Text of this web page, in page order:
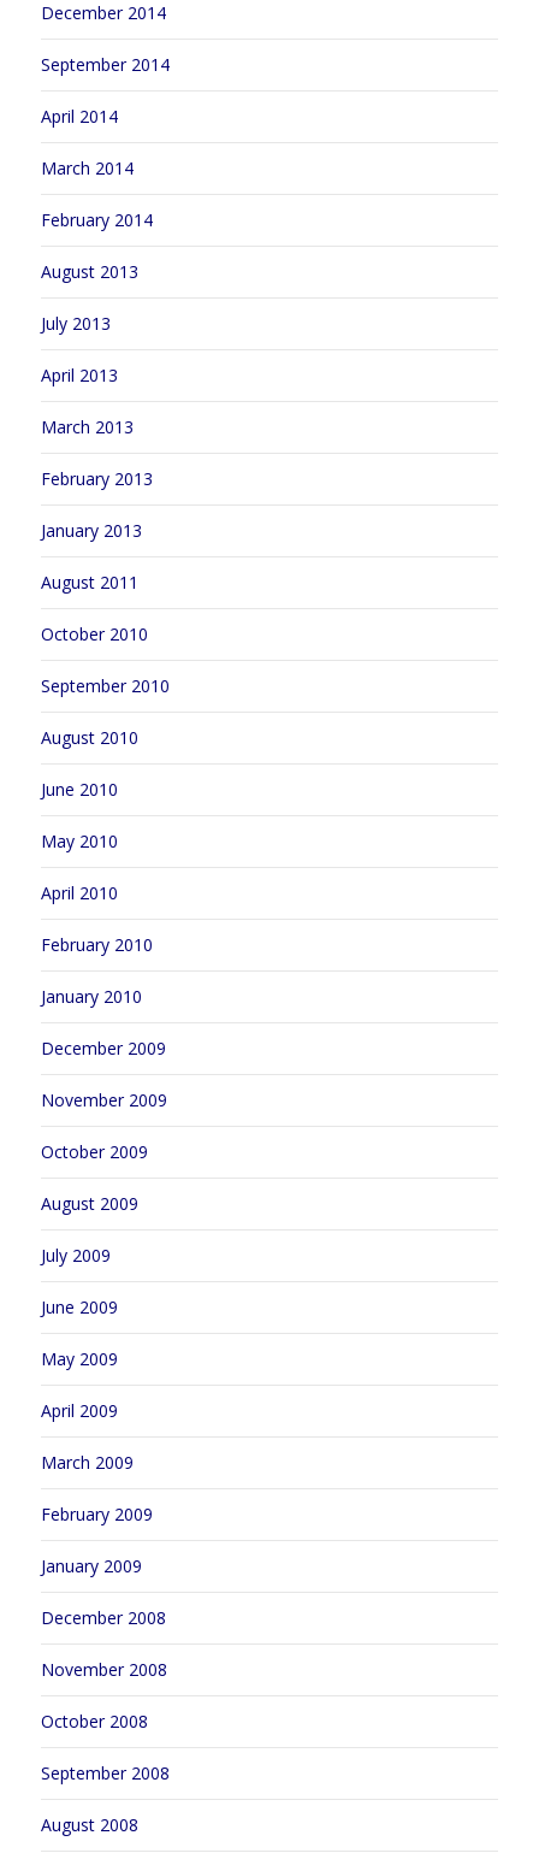
December 2014
September 2014
April 2014
March 2014
February 2014
August 2013
July 2013
April 2013
March 2013
February 2013
January 2013
August 2011
October 2010
September 2010
August 2010
June 2010
May 2010
April 2010
February 2010
January 2010
December 2009
November 2009
October 2009
August 2009
July 2009
June 2009
May 2009
April 2009
March 2009
February 2009
January 2009
December 2008
November 2008
October 2008
September 2008
August 2008